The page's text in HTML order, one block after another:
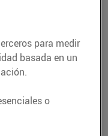
Llamar
para medir
basada en un
o